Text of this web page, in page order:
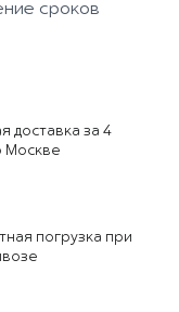
сроков
доставка за 4
Москве
погрузка при